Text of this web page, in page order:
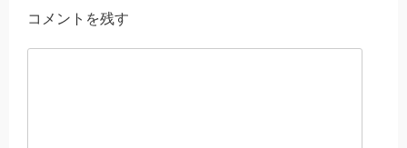
コメントを残す